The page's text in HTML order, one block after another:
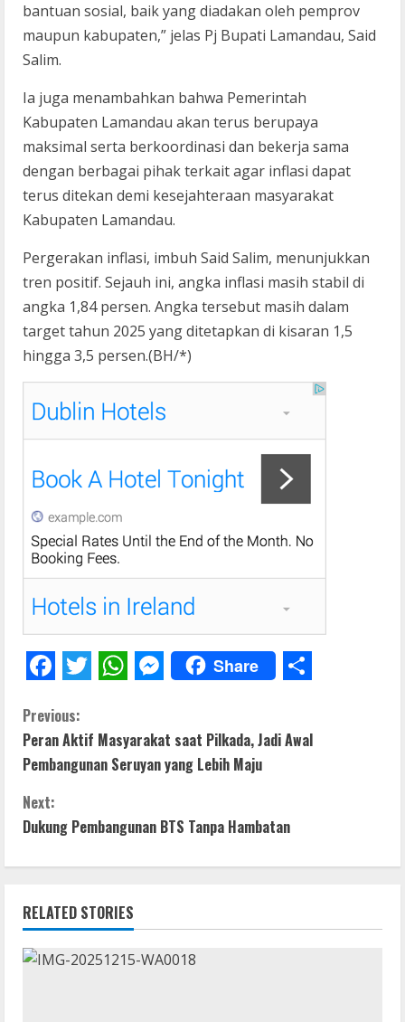
bantuan sosial, baik yang diadakan oleh pemprov
maupun kabupaten,” jelas Pj Bupati Lamandau, Said
Salim.
Ia juga menambahkan bahwa Pemerintah
Kabupaten Lamandau akan terus berupaya
maksimal serta berkoordinasi dan bekerja sama
dengan berbagai pihak terkait agar inflasi dapat
terus ditekan demi kesejahteraan masyarakat
Kabupaten Lamandau.
Pergerakan inflasi, imbuh Said Salim, menunjukkan
tren positif. Sejauh ini, angka inflasi masih stabil di
angka 1,84 persen. Angka tersebut masih dalam
target tahun 2025 yang ditetapkan di kisaran 1,5
hingga 3,5 persen.(BH/*)
a
c
e
b
o
o
k
w
i
t
t
e
r
h
a
t
s
A
p
p
s
s
n
g
r
Share
h
a
C
o
n
t
i
n
u
Previous:
Peran Aktif Masyarakat saat Pilkada, Jadi Awal
Pembangunan Seruyan yang Lebih Maju
Next:
Dukung Pembangunan BTS Tanpa Hambatan
RELATED STORIES